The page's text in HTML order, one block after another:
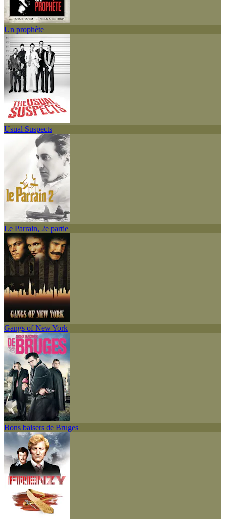
Un prophète
Usual Suspects
Le Parrain, 2e partie
Gangs of New York
Bons baisers de Bruges